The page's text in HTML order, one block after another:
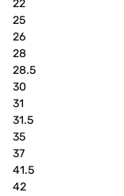
22
25
26
28
28.5
30
31
31.5
35
37
41.5
42